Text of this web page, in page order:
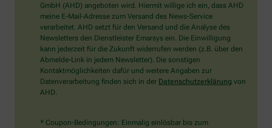
wählen
Sie
bitte
das
Flugzeug.
GmbH (AHD) angeboten wird. Hiermit willige ich ein, dass AHD
meine E-Mail-Adresse zum Versand des News-Service
verarbeitet. AHD setzt für den Versand und die Analyse des
Newsletters den Dienstleister Emarsys ein. Die Einwilligung
kann jederzeit für die Zukunft widerrufen werden (z.B. über den
Abmelde-Link in jedem Newsletter). Die sonstigen
Kontaktmöglichkeiten dafür und weitere Angaben zur
Datenverarbeitung finden sich in der Datenschutzerklärung von
AHD.
* Coupon-Bedingungen: Einmalig einlösbar bis zum